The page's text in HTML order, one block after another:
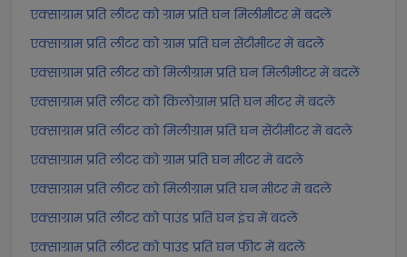
एक्साग्राम प्रति लीटर को ग्राम प्रति घन मिलीमीटर में बदलें
एक्साग्राम प्रति लीटर को ग्राम प्रति घन सेंटीमीटर में बदलें
एक्साग्राम प्रति लीटर को मिलीग्राम प्रति घन मिलीमीटर में बदलें
एक्साग्राम प्रति लीटर को किलोग्राम प्रति घन मीटर में बदलें
एक्साग्राम प्रति लीटर को मिलीग्राम प्रति घन सेंटीमीटर में बदलें
एक्साग्राम प्रति लीटर को ग्राम प्रति घन मीटर में बदलें
एक्साग्राम प्रति लीटर को मिलीग्राम प्रति घन मीटर में बदलें
एक्साग्राम प्रति लीटर को पाउंड प्रति घन इंच में बदलें
एक्साग्राम प्रति लीटर को पाउंड प्रति घन फीट में बदलें